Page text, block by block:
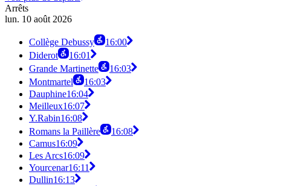
Arrêts
lun. 10 août 2026
Collège Debussy
16:00
Diderot
16:01
Grande Martinette
16:03
Montmartel
16:03
Dauphine16:04
Meilleux16:07
Y.Rabin16:08
Romans la Paillère
16:08
Camus16:09
Les Arcs16:09
Yourcenar16:11
Dullin16:13